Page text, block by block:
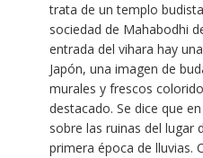
trata de un templo
sociedad de Mahabodhi
entrada del vihara hay
Japón, una imagen de
murales y frescos
destacado. Se dice que
sobre las ruinas del lugar
primera época de lluvias.